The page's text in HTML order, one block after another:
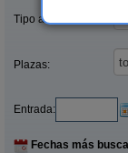
Tipo alquiler:
Plazas:
Entrada:
Fechas más